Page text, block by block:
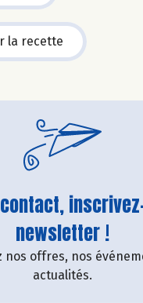
la recette
newsletter !
nos offres, nos
actualités.